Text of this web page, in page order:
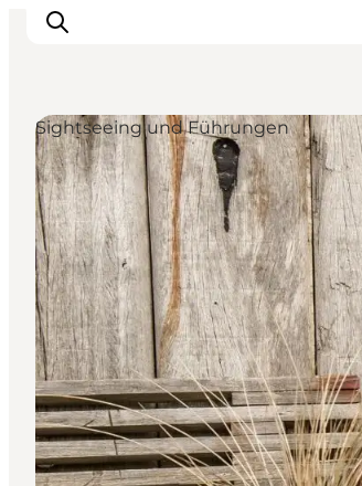
Urlaubsorte
Inspiration
Events
Unterkunft
Mach deine Urlaubsplanung
Sightseeing und Führungen